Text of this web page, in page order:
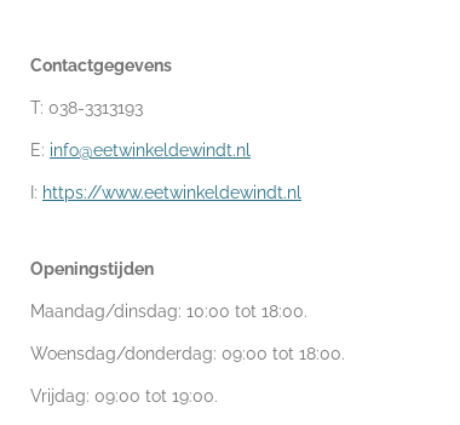
Contactgegevens
T: 038-3313193
E: info@eetwinkeldewindt.nl
I: https://www.eetwinkeldewindt.nl
Openingstijden
Maandag/dinsdag: 10:00 tot 18:00.
Woensdag/donderdag: 09:00 tot 18:00.
Vrijdag: 09:00 tot 19:00.